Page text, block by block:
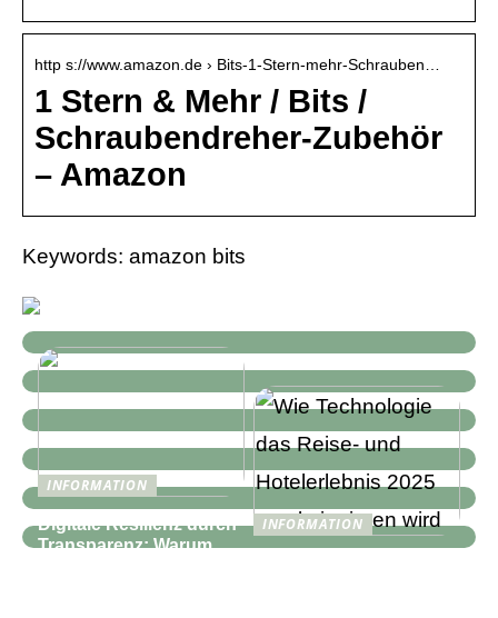
http s://www.amazon.de › Bits-1-Stern-mehr-Schrauben…
1 Stern & Mehr / Bits /
Schraubendreher-Zubehör
– Amazon
Keywords: amazon bits
INFORMATION
Digitale Resilienz durch
Transparenz: Warum
INFORMATION